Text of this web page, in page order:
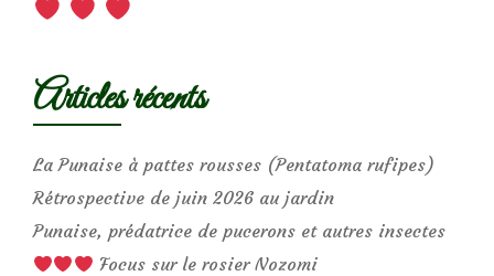
Articles récents
La Punaise à pattes rousses (Pentatoma rufipes)
Rétrospective de juin 2026 au jardin
Punaise, prédatrice de pucerons et autres insectes
Focus sur le rosier Nozomi